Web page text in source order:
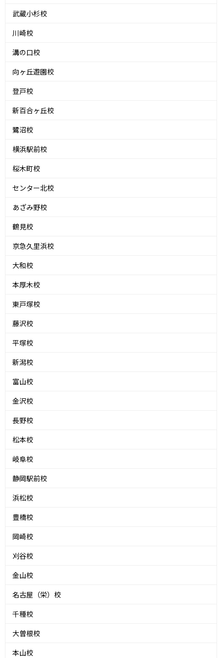
武蔵小杉校
川崎校
溝の口校
向ヶ丘遊園校
登戸校
新百合ヶ丘校
鷺沼校
横浜駅前校
桜木町校
センター北校
あざみ野校
鶴見校
京急久里浜校
大和校
本厚木校
東戸塚校
藤沢校
平塚校
新潟校
富山校
金沢校
長野校
松本校
岐阜校
静岡駅前校
浜松校
豊橋校
岡崎校
刈谷校
金山校
名古屋（栄）校
千種校
大曽根校
本山校